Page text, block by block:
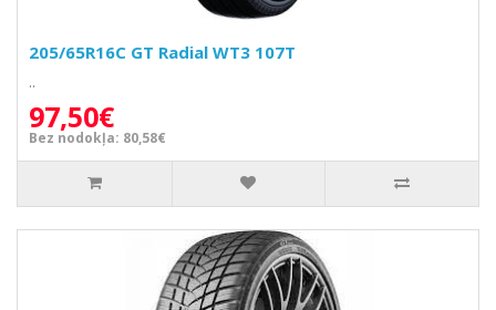
205/65R16C GT Radial WT3 107T
..
97,50€
Bez nodokļa: 80,58€